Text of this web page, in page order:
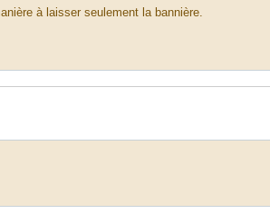
à laisser seulement la bannière.